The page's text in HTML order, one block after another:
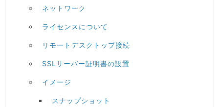
ネットワーク
ライセンスについて
リモートデスクトップ接続
SSLサーバー証明書の設置
イメージ
スナップショット